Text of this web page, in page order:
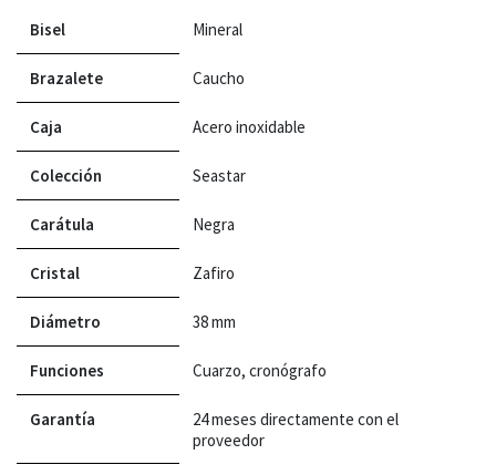
Bisel Mineral
Brazalete Caucho
Caja Acero inoxidable
Colección Seastar
Carátula Negra
Cristal Zafiro
Diámetro 38 mm
Funciones Cuarzo, cronógrafo
Garantía
24 meses directamente con el
proveedor